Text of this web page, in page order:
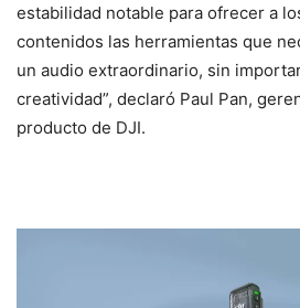
estabilidad notable para ofrecer a
contenidos las herramientas que
un audio extraordinario, sin
creatividad”, declaró Paul Pan,
producto de DJI.